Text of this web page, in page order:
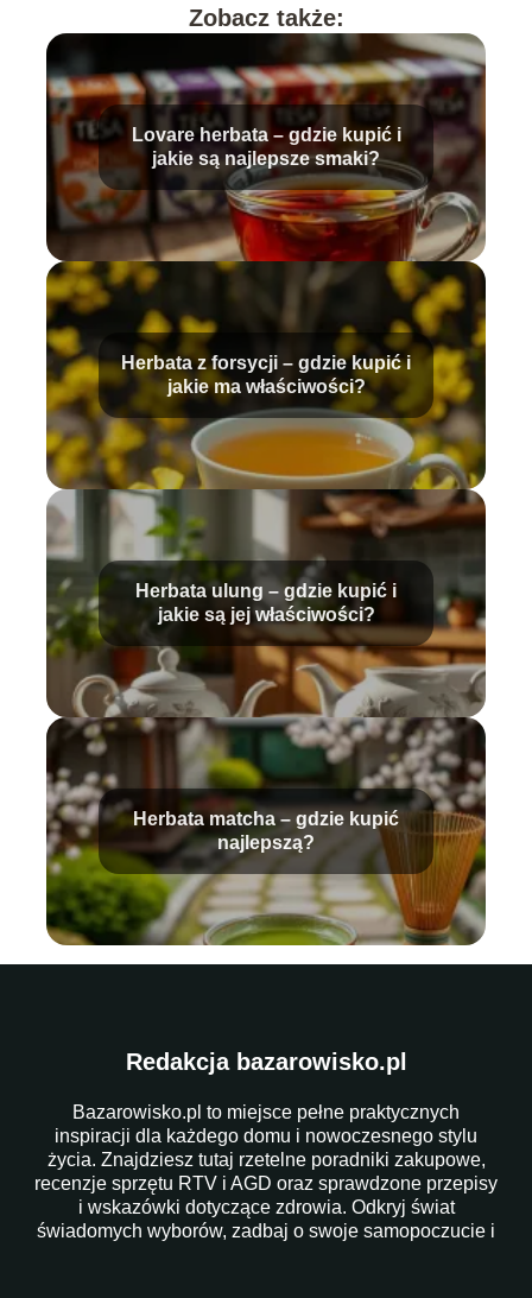
Zobacz także:
Lovare herbata – gdzie kupić i
jakie są najlepsze smaki?
Herbata z forsycji – gdzie kupić i
jakie ma właściwości?
Herbata ulung – gdzie kupić i
jakie są jej właściwości?
Herbata matcha – gdzie kupić
najlepszą?
Redakcja bazarowisko.pl
Bazarowisko.pl to miejsce pełne praktycznych
inspiracji dla każdego domu i nowoczesnego stylu
życia. Znajdziesz tutaj rzetelne poradniki zakupowe,
recenzje sprzętu RTV i AGD oraz sprawdzone przepisy
i wskazówki dotyczące zdrowia. Odkryj świat
świadomych wyborów, zadbaj o swoje samopoczucie i